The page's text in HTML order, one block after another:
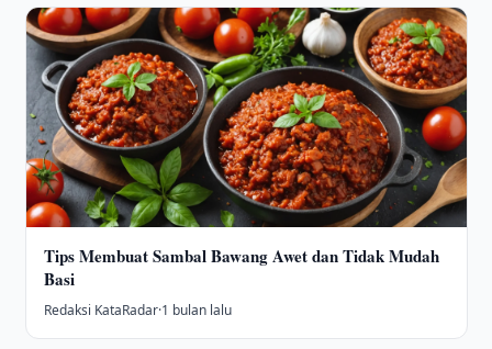
Tips Membuat Sambal Bawang Awet dan Tidak Mudah
Basi
Redaksi KataRadar·1 bulan lalu